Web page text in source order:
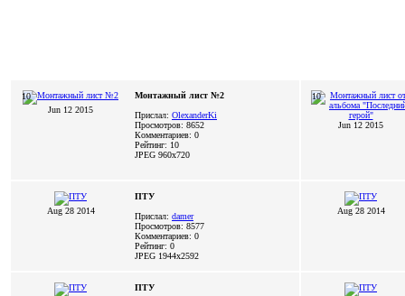
10
Jun 12 2015
Монтажный лист №2
Прислал: OlexanderKi
Просмотров: 8652
Комментариев: 0
Рейтинг: 10
JPEG 960x720
10
Jun 12 2015
Aug 28 2014
ПТУ
Прислал: damer
Просмотров: 8577
Комментариев: 0
Рейтинг: 0
JPEG 1944x2592
Aug 28 2014
ПТУ